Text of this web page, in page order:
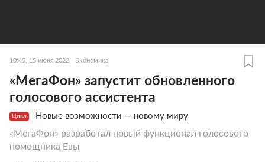
10:45, 15 июня 2022 Экономика
«МегаФон» запустит обновленного
голосового ассистента
Цикл Новые возможности — новому миру
«МегаФон» разработал новый функционал голосового
помощника Евы